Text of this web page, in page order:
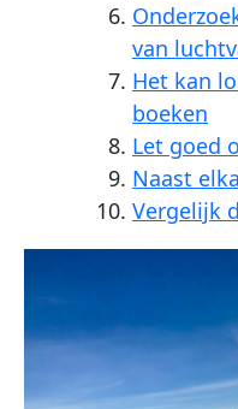
van
Het kan
boeken
Let goed
Naast
Vergelijk